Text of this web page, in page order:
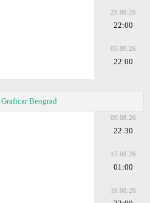
29.08.26
22:00
05.09.26
22:00
Graficar Beograd
09.08.26
22:30
15.08.26
01:00
19.08.26